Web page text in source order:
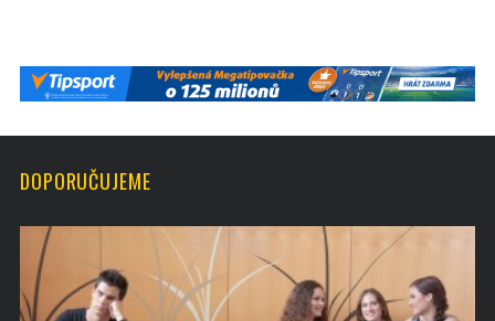
DOPORUČUJEME